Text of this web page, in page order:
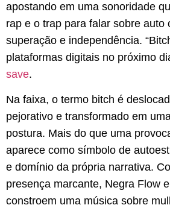
apostando em uma sonoridade
rap e o trap para falar sobre auto
superação e independência.
plataformas digitais no próximo
save.
Na faixa, o termo bitch é
pejorativo e transformado em
postura. Mais do que uma
aparece como símbolo de
e domínio da própria narrativa.
presença marcante, Negra Flow
constroem uma música sobre